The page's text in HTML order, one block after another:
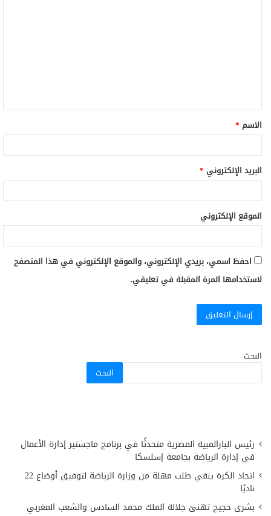
الاسم *
البريد الإلكتروني *
الموقع الإلكتروني
احفظ اسمي، بريدي الإلكتروني، والموقع الإلكتروني في هذا المتصفح
لاستخدامها المرة المقبلة في تعليقي.
البحث
البحث
رئيس البارالمبية المصرية متحدثًا في برنامج ماجستير إدارة الأعمال
في إدارة الرياضة بجامعة إسلسكا
اتحاد الكرة ينفي طلب مهلة من وزارة الرياضة لتوفيق أوضاع 22
ناديًا
بشرى حجيج تهنئ جلالة الملك محمد السادس والشعب المغربي